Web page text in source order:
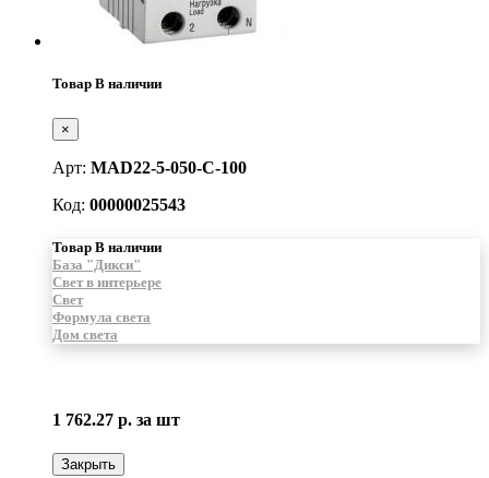
Товар В наличии
×
Арт: MAD22-5-050-C-100
Код: 00000025543
Товар В наличии
База "Дикси"
Свет в интерьере
Свет
Формула света
Дом света
1 762.27 р. за шт
Закрыть